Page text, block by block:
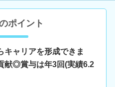
ポイント
キャリアを形成できま
献◎賞与は年3回(実績6.2